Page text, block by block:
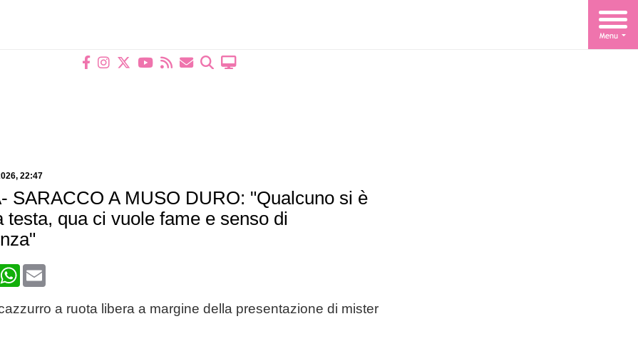
22:47
SARACCO A MUSO DURO: "Qualcuno si è
testa, qua ci vuole fame e senso di
WhatsApp
Email
a ruota libera a margine della presentazione di mister